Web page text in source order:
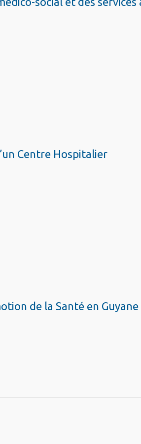
Centre Hospitalier
de la Santé en Guyane